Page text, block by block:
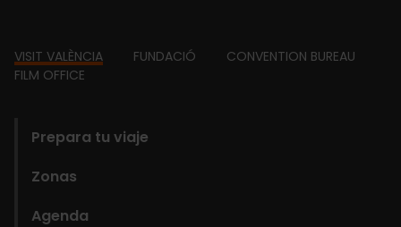
Footer
VISIT VALÈNCIA FUNDACIÓ
CONVENTION BUREAU
FILM OFFICE
Prepara tu viaje
Zonas
Agenda